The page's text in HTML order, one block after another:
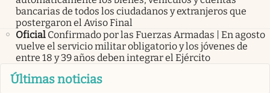
bancarias de todos los ciudadanos y extranjeros que
postergaron el Aviso Final
Oficial Confirmado por las Fuerzas Armadas | En agosto
vuelve el servicio militar obligatorio y los jóvenes de
entre 18 y 39 años deben integrar el Ejército
Últimas noticias